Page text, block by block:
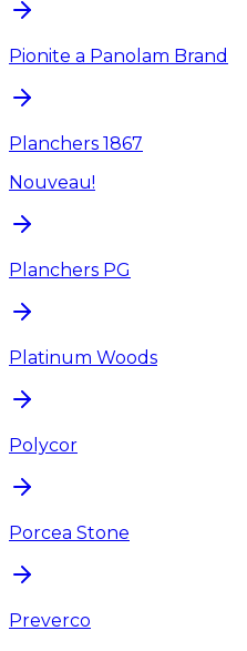
Pionite a Panolam Brand
Planchers 1867
Nouveau!
Planchers PG
Platinum Woods
Polycor
Porcea Stone
Preverco